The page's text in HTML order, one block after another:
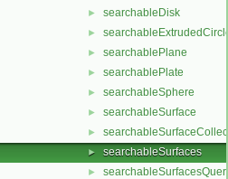
► searchableDisk
► searchableExtrudedCircle
► searchablePlane
► searchablePlate
► searchableSphere
► searchableSurface
►
► searchableSurfaces
►